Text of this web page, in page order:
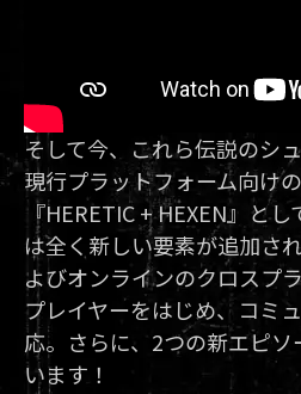
そして今、これら伝説のシ
現行プラットフォーム向け
『HERETIC + HEXEN』と
は全く新しい要素が追加さ
よびオンラインのクロスプ
プレイヤーをはじめ、コミ
応。さらに、2つの新エピ
います！